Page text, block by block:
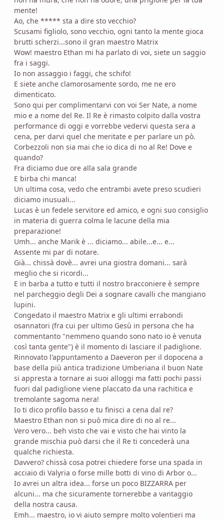
mente!
Ao, che ***** sta a dire sto vecchio?
Scusami figliolo, sono vecchio, ogni tanto la mente gioca
brutti scherzi...sono il gran maestro Matrix
Wow! maestro Ethan mi ha parlato di voi, siete un saggio
fra i saggi.
Io non assaggio i faggi, che schifo!
E siete anche clamorosamente sordo, me ne ero
dimenticato.
Sono qui per complimentarvi con voi Ser Nate, a nome
mio e a nome del Re. Il Re è rimasto colpito dalla vostra
performance di oggi e vorrebbe vedervi questa sera a
cena, per darvi quel che meritate e per parlare un pò.
Corbezzoli non sia mai che io dica di no al Re! Dove e
quando?
Fra diciamo due ore alla sala grande
E birba chi manca!
Un ultima cosa, vedo che entrambi avete preso scudieri
diciamo inusuali...
Lucas è un fedele servitore ed amico, e ogni suo consiglio
in materia di guerra colma le lacune della mia
preparazione!
Umh... anche Marik è ... diciamo... abile...e... e...
Assente mi par di notare.
Già... chissà dovè... avrei una giostra domani... sarà
meglio che si ricordi...
E in barba a tutto e tutti il nostro bracconiere è sempre
nel parcheggio degli Dei a sognare cavalli che mangiano
lupini.
Congedato il maestro Matrix e gli ultimi errabondi
osannatori (fra cui per ultimo Gesù in persona che ha
commentanto "nemmeno quando sono nato io è venuta
così tanta gente") è il momento di lasciare il padiglione.
Rinnovato l'appuntamento a Daeveron per il dopocena a
base della più antica tradizione Umberiana il buon Nate
si appresta a tornare ai suoi alloggi ma fatti pochi passi
fuori dal padiglione viene placcato da una rachitica e
tremolante sagoma nera!
Io ti dico profilo basso e tu finisci a cena dal re?
Maestro Ethan non si può mica dire di no al re...
Vero vero... beh visto che vai e visto che hai vinto la
grande mischia può darsi che il Re ti concederà una
qualche richiesta.
Davvero? chissà cosa potrei chiedere forse una spada in
acciaio di Valyria o forse mille botti di vino di Arbor o...
Io avrei un altra idea... forse un poco BIZZARRA per
alcuni... ma che sicuramente tornerebbe a vantaggio
della nostra causa.
Emh... maestro, io vi aiuto sempre molto volentieri ma